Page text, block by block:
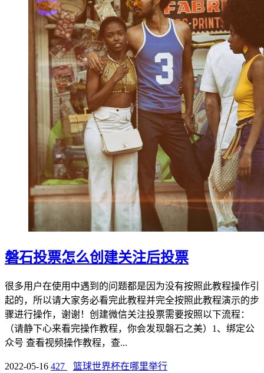
磐石投票怎么创建关注后投票
很多用户在使用中遇到的问题都是因为没有按照此教程操作引
起的，所以请大家务必看完此教程并完全按照此教程演示的步
骤进行操作，谢谢！创建微信关注投票需要按照以下流程：
（请静下心来看完操作教程，你会发现磐石之美）1、绑定公
众号 查看视频操作教程，查...
2022-05-16 427 篮球世界杯在哪里举行